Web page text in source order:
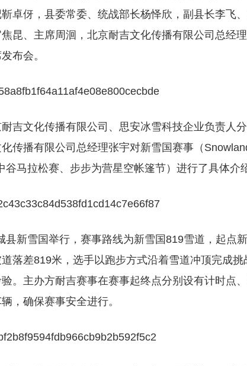
卓伢，县委常委、统战部长杨怿欣，副县长李飞
昆、主席周洄，北京耐吉文化传播有限公司总经
布会。
吉文化传播有限公司、思安冰雪科技企业负责人
传播有限公司总经理张宇对新雪国赛事（
马拉松赛、步步为营星空帐篷节）进行了具体介
新雪国举行，赛事路线为新雪国819雪道，起点
落差819米，选手以跑步方式沿着雪道冲顶完成挑
。主办方耐吉赛事在赛事起终点分别设有计时点
，确保赛事安全进行。